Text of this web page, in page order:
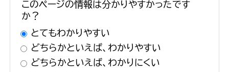
このページの情報は分かりやすかったです
か？
とてもわかりやすい
どちらかといえば、わかりやすい
どちらかといえば、わかりにくい